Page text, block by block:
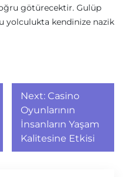
götürecektir. Gulüp
yolculukta kendinize nazik
Next: Casino
Oyunlarının
İnsanların Yaşam
Kalitesine Etkisi